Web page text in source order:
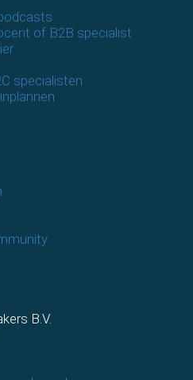
of B2B specialist
specialisten
B.V.